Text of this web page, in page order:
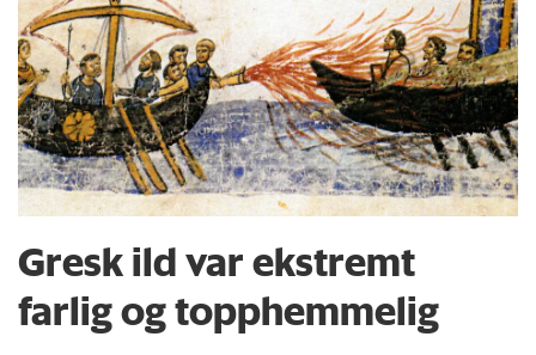
Gresk ild var ekstremt
farlig og topphemmelig